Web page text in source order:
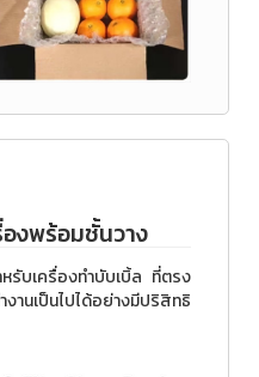
งพร้อมชั้นวาง
รับเครื่องทำบับเบิ้ล ที่ตรง
นเป็นไปได้อย่างมีปริสิทธิ